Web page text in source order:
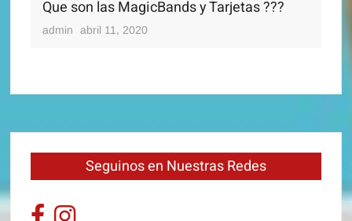
son las MagicBands y Tarjetas ???
abril 11, 2020
Seguinos en Nuestras Redes